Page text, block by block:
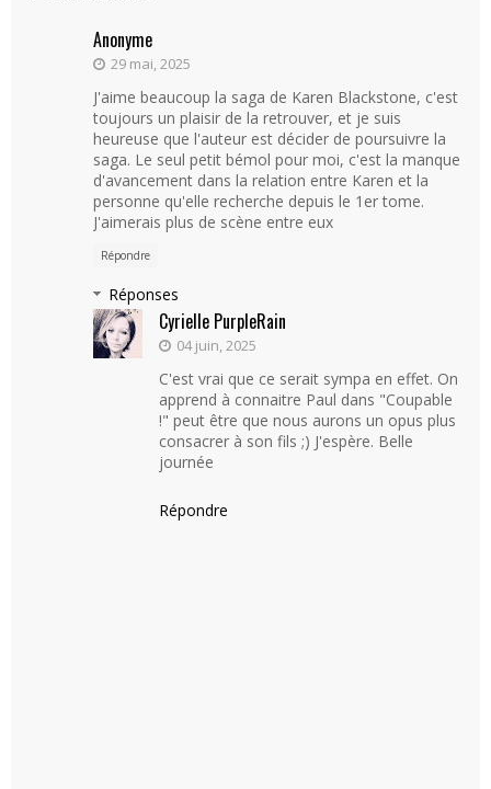
Anonyme
29 mai, 2025
J'aime beaucoup la saga de Karen Blackstone, c'est
toujours un plaisir de la retrouver, et je suis
heureuse que l'auteur est décider de poursuivre la
saga. Le seul petit bémol pour moi, c'est la manque
d'avancement dans la relation entre Karen et la
personne qu'elle recherche depuis le 1er tome.
J'aimerais plus de scène entre eux
Répondre
Réponses
Cyrielle PurpleRain
04 juin, 2025
C'est vrai que ce serait sympa en effet. On
apprend à connaitre Paul dans "Coupable
!" peut être que nous aurons un opus plus
consacrer à son fils ;) J'espère. Belle
journée
Répondre